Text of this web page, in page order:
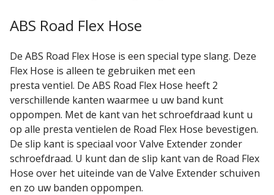
ABS Road Flex Hose
De ABS Road Flex Hose is een special type slang. Deze
Flex Hose is alleen te gebruiken met een
presta ventiel. De ABS Road Flex Hose heeft 2
verschillende kanten waarmee u uw band kunt
oppompen. Met de kant van het schroefdraad kunt u
op alle presta ventielen de Road Flex Hose bevestigen.
De slip kant is speciaal voor Valve Extender zonder
schroefdraad. U kunt dan de slip kant van de Road Flex
Hose over het uiteinde van de Valve Extender schuiven
en zo uw banden oppompen.